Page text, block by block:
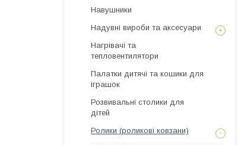
Навушники
Надувні вироби та аксесуари
Нагрівачі та
тепловентилятори
Палатки дитячі та кошики для
іграшок
Розвивальні столики для
дітей
Ролики (роликові ковзани)